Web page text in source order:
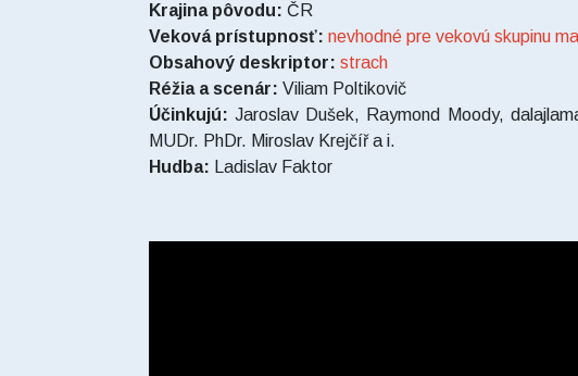
Krajina pôvodu: ČR
Veková prístupnosť: nevhodné pre vekovú skupinu
Obsahový deskriptor: strach
Réžia a scenár: Viliam Poltikovič
Účinkujú: Jaroslav Dušek, Raymond Moody,
MUDr. PhDr. Miroslav Krejčíř a i.
Hudba:
Ladislav Faktor